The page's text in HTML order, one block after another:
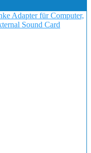
Adapter für Computer,
Sound Card